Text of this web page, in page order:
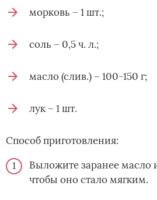
морковь – 1 шт.;
соль – 0,5 ч. л.;
масло (слив.) – 100-150 г;
лук – 1 шт.
Способ приготовления:
Выложите заранее масло
чтобы оно стало мягким.